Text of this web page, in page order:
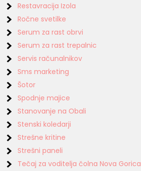
Restavracija Izola
Ročne svetilke
Serum za rast obrvi
Serum za rast trepalnic
Servis računalnikov
Sms marketing
Šotor
Spodnje majice
Stanovanje na Obali
Stenski koledarji
Strešne kritine
Strešni paneli
Tečaj za voditelja čolna Nova Gorica